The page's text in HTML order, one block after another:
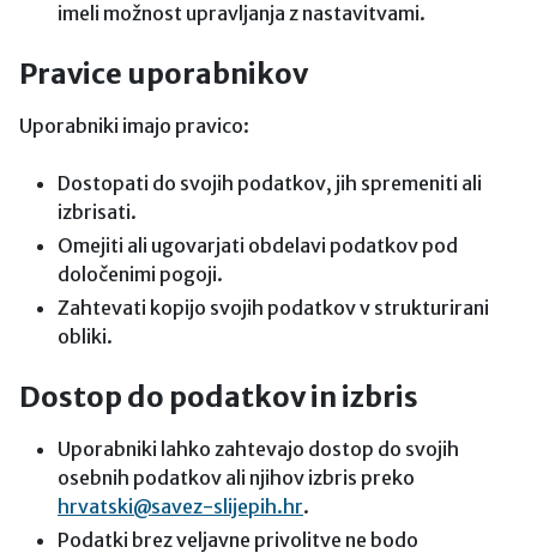
imeli možnost upravljanja z nastavitvami.
Pravice uporabnikov
Uporabniki imajo pravico:
Dostopati do svojih podatkov, jih spremeniti ali
izbrisati.
Omejiti ali ugovarjati obdelavi podatkov pod
določenimi pogoji.
Zahtevati kopijo svojih podatkov v strukturirani
obliki.
Dostop do podatkov in izbris
Uporabniki lahko zahtevajo dostop do svojih
osebnih podatkov ali njihov izbris preko
hrvatski@savez-slijepih.hr.
Podatki brez veljavne privolitve ne bodo